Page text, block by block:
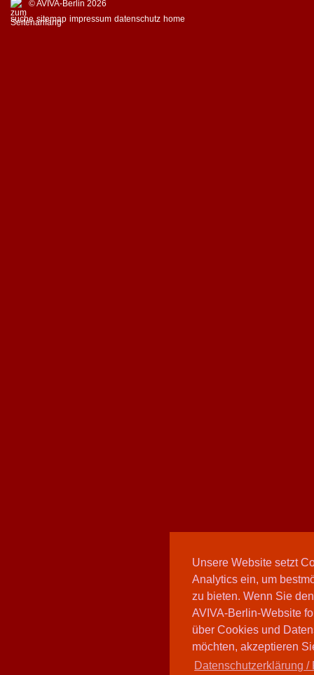
Unsere Website setzt
Analytics ein, um
zu bieten. Wenn Sie
AVIVA-Berlin-Website
über Cookies und
möchten, akzeptieren
Datenschutzerklärung /
© AVIVA-Berlin 2026
suche sitemap impressum datenschutz home